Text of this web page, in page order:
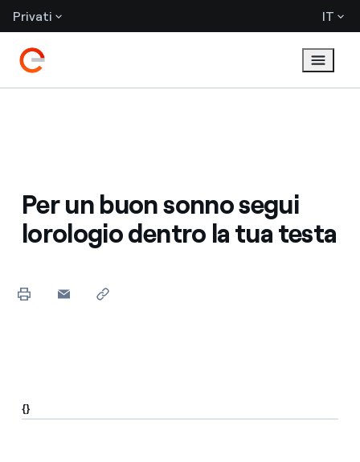
Privati IT
Per un buon sonno segui
lorologio dentro la tua testa
{}